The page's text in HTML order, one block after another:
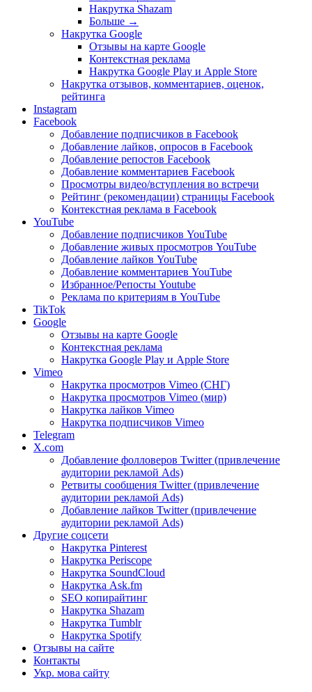
Накрутка Shazam
Больше →
Накрутка Google
Отзывы на карте Google
Контекстная реклама
Накрутка Google Play и Apple Store
Накрутка отзывов, комментариев, оценок,
рейтинга
Instagram
Facebook
Добавление подписчиков в Facebook
Добавление лайков, опросов в Facebook
Добавление репостов Facebook
Добавление комментариев Facebook
Просмотры видео/вступления во встречи
Рейтинг (рекомендации) страницы Facebook
Контекстная реклама в Facebook
YouTube
Добавление подписчиков YouTube
Добавление живых просмотров YouTube
Добавление лайков YouTube
Добавление комментариев YouTube
Избранное/Репосты Youtube
Реклама по критериям в YouTube
TikTok
Google
Отзывы на карте Google
Контекстная реклама
Накрутка Google Play и Apple Store
Vimeo
Накрутка просмотров Vimeo (СНГ)
Накрутка просмотров Vimeo (мир)
Накрутка лайков Vimeo
Накрутка подписчиков Vimeo
Telegram
X.com
Добавление фолловеров Twitter (привлечение
аудитории рекламой Ads)
Ретвиты сообщения Twitter (привлечение
аудитории рекламой Ads)
Добавление лайков Twitter (привлечение
аудитории рекламой Ads)
Другие соцсети
Накрутка Pinterest
Накрутка Periscope
Накрутка SoundCloud
Накрутка Ask.fm
SEO копирайтинг
Накрутка Shazam
Накрутка Tumblr
Накрутка Spotify
Отзывы на сайте
Контакты
Укр. мова сайту